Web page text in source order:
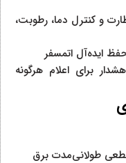
و کنترل دما، رطوبت،
ایده‌آل اتمسفر
برای اعلام هرگونه
طولانی‌مدت برق